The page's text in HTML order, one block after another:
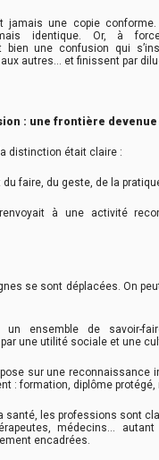
jamais une copie
identique. Or, à
bien une confusion qui
autres… et finissent par
: une frontière devenue
distinction était claire :
du faire, du geste, de la
à une activité
se sont déplacées. On
ensemble de savoir-
par une utilité sociale et une
sur une reconnaissance
: formation, diplôme protégé,
santé, les professions sont
médecins…
encadrées.